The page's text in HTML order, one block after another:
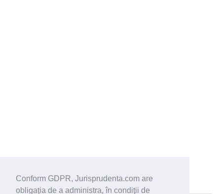
Conform GDPR, Jurisprudenta.com are
obligaţia de a administra, în condiţii de